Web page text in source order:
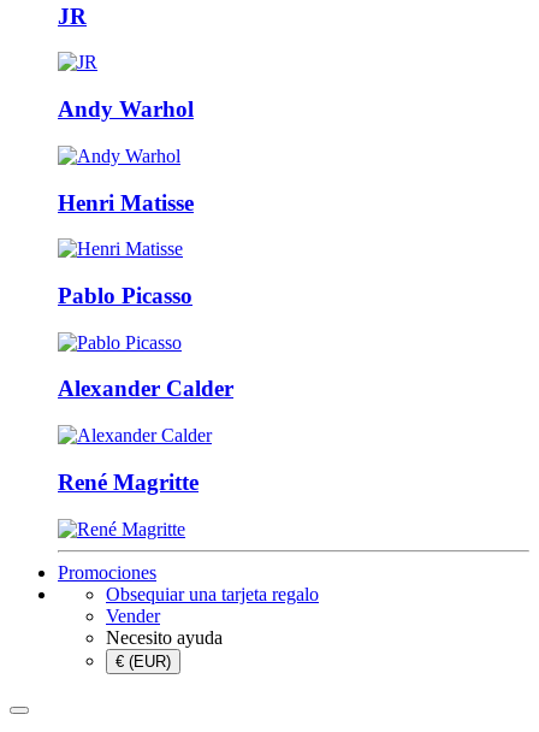
JR
Andy Warhol
Henri Matisse
Pablo Picasso
Alexander Calder
René Magritte
Promociones
Obsequiar una tarjeta regalo
Vender
Necesito ayuda
€ (EUR)